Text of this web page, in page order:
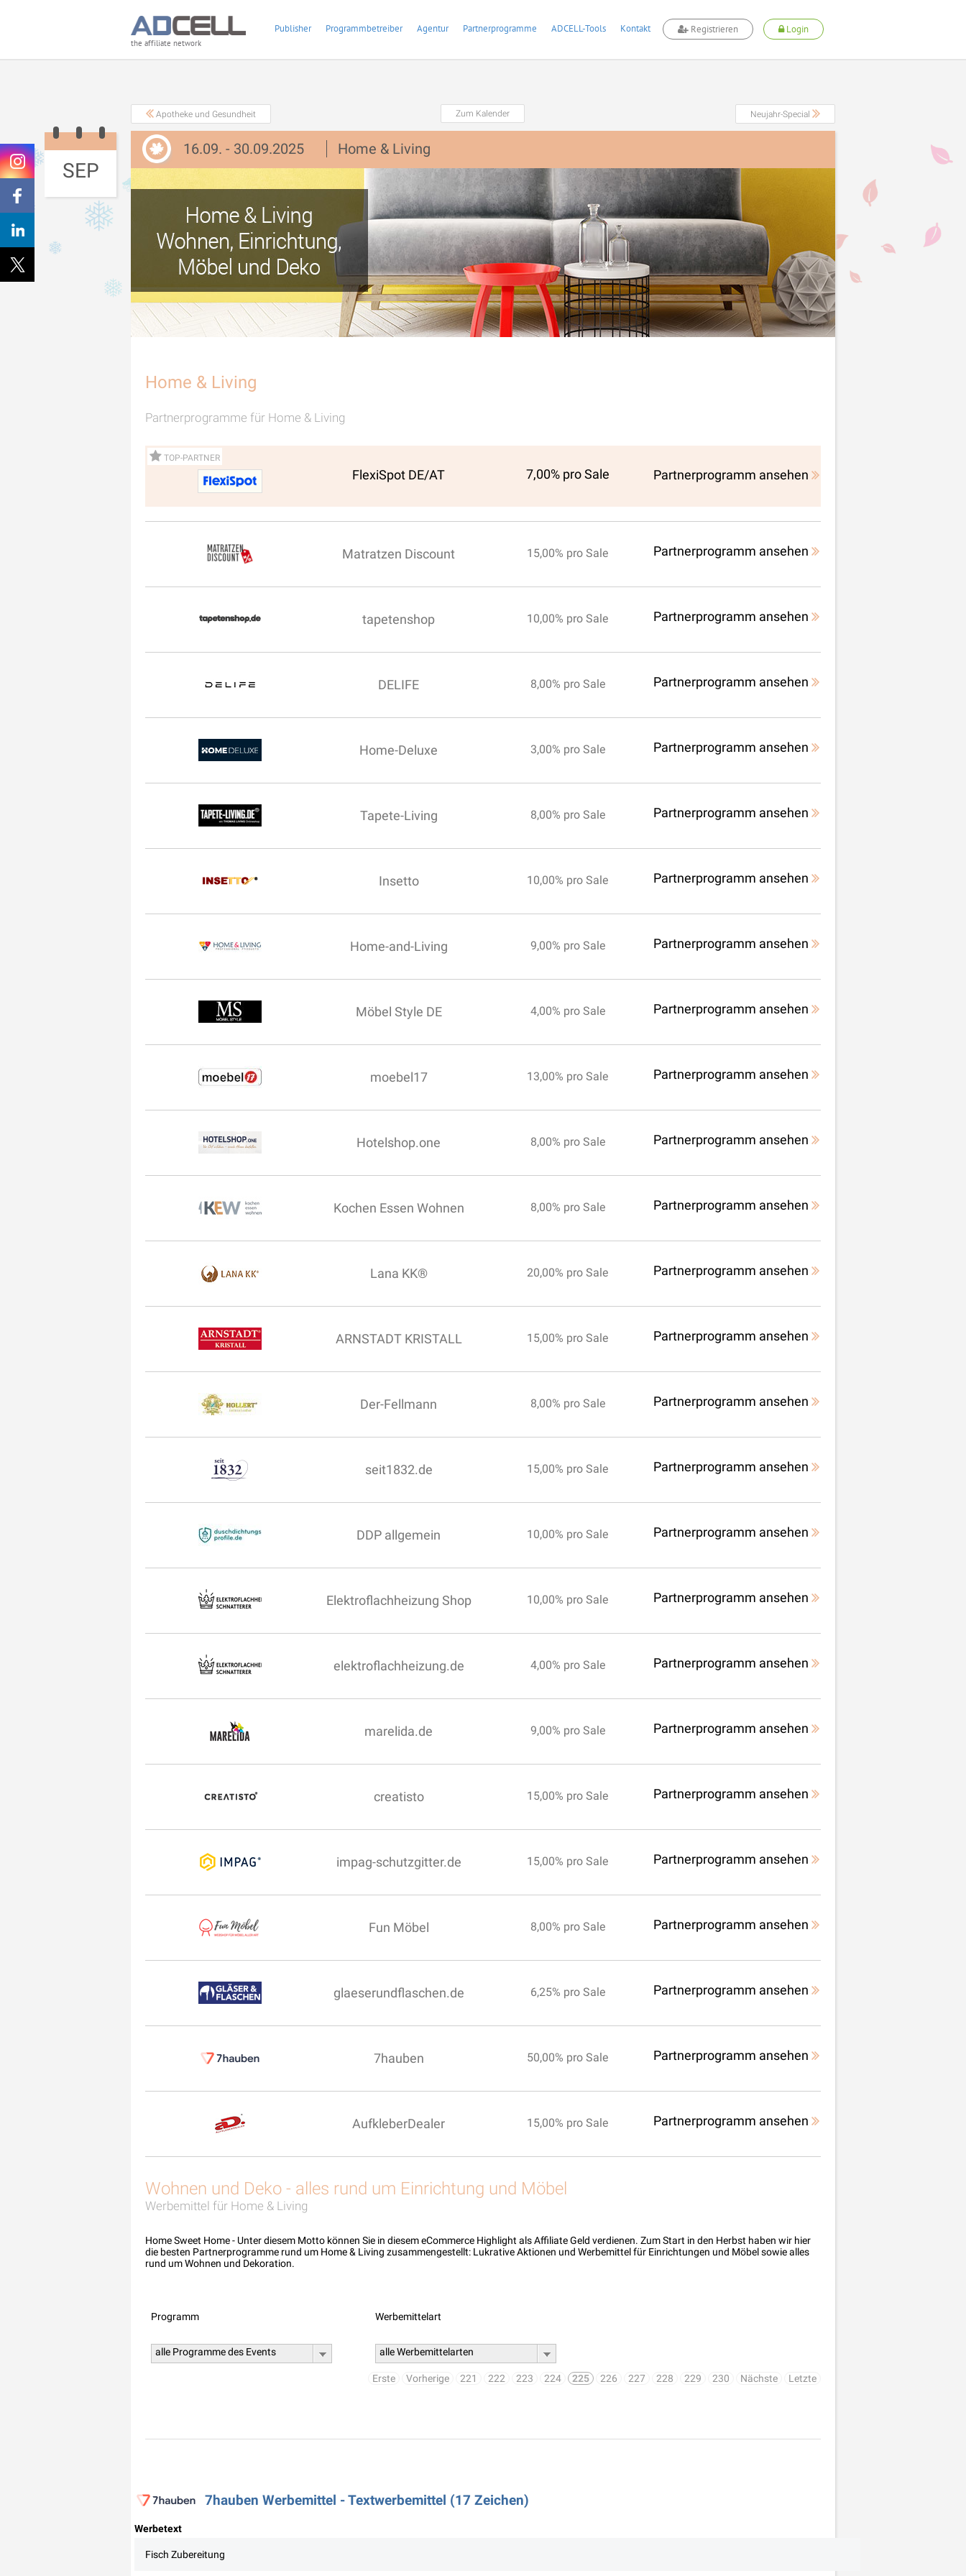
the affiliate network
Publisher Programmbetreiber Agentur Partnerprogramme ADCELL-Tools Kontakt Registrieren Login
SEP
Apotheke und Gesundheit Zum Kalender Neujahr-Special
16.09. - 30.09.2025 Home & Living
Home & Living
Partnerprogramme für Home & Living
TOP-PARTNER
FlexiSpot DE/AT 7,00% pro Sale Partnerprogramm ansehen
Matratzen Discount 15,00% pro Sale Partnerprogramm ansehen
tapetenshop 10,00% pro Sale Partnerprogramm ansehen
DELIFE 8,00% pro Sale Partnerprogramm ansehen
Home-Deluxe 3,00% pro Sale Partnerprogramm ansehen
Tapete-Living 8,00% pro Sale Partnerprogramm ansehen
Insetto 10,00% pro Sale Partnerprogramm ansehen
Home-and-Living 9,00% pro Sale Partnerprogramm ansehen
Möbel Style DE 4,00% pro Sale Partnerprogramm ansehen
moebel17 13,00% pro Sale Partnerprogramm ansehen
Hotelshop.one 8,00% pro Sale Partnerprogramm ansehen
Kochen Essen Wohnen 8,00% pro Sale Partnerprogramm ansehen
Lana KK® 20,00% pro Sale Partnerprogramm ansehen
ARNSTADT KRISTALL 15,00% pro Sale Partnerprogramm ansehen
Der-Fellmann 8,00% pro Sale Partnerprogramm ansehen
seit1832.de 15,00% pro Sale Partnerprogramm ansehen
DDP allgemein 10,00% pro Sale Partnerprogramm ansehen
Elektroflachheizung Shop 10,00% pro Sale Partnerprogramm ansehen
elektroflachheizung.de 4,00% pro Sale Partnerprogramm ansehen
marelida.de 9,00% pro Sale Partnerprogramm ansehen
creatisto 15,00% pro Sale Partnerprogramm ansehen
impag-schutzgitter.de 15,00% pro Sale Partnerprogramm ansehen
Fun Möbel 8,00% pro Sale Partnerprogramm ansehen
glaeserundflaschen.de 6,25% pro Sale Partnerprogramm ansehen
7hauben 50,00% pro Sale Partnerprogramm ansehen
AufkleberDealer 15,00% pro Sale Partnerprogramm ansehen
Wohnen und Deko - alles rund um Einrichtung und Möbel
Werbemittel für Home & Living
Home Sweet Home - Unter diesem Motto können Sie in diesem eCommerce Highlight als Affiliate Geld verdienen. Zum Start in den Herbst haben wir hier
die besten Partnerprogramme rund um Home & Living zusammengestellt: Lukrative Aktionen und Werbemittel für Einrichtungen und Möbel sowie alles
rund um Wohnen und Dekoration.
Programm
alle Programme des Events
Werbemittelart
alle Werbemittelarten
Erste Vorherige 221 222 223 224 225 226 227 228 229 230 Nächste Letzte
7hauben Werbemittel - Textwerbemittel (17 Zeichen)
Werbetext
Fisch Zubereitung